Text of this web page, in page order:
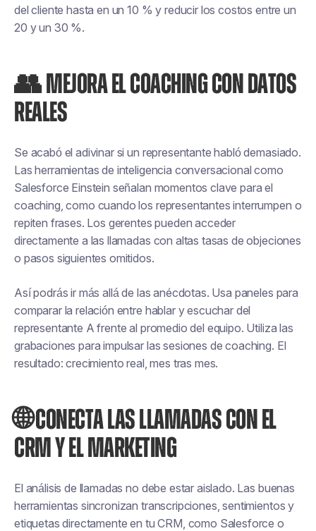
del cliente hasta en un 10 % y reducir los costos entre un
20 y un 30 %.
👥 MEJORA EL COACHING CON DATOS
REALES
Se acabó el adivinar si un representante habló demasiado.
Las herramientas de inteligencia conversacional como
Salesforce Einstein señalan momentos clave para el
coaching, como cuando los representantes interrumpen o
repiten frases. Los gerentes pueden acceder
directamente a las llamadas con altas tasas de objeciones
o pasos siguientes omitidos.
Así podrás ir más allá de las anécdotas. Usa paneles para
comparar la relación entre hablar y escuchar del
representante A frente al promedio del equipo. Utiliza las
grabaciones para impulsar las sesiones de coaching. El
resultado: crecimiento real, mes tras mes.
🌐 CONECTA LAS LLAMADAS CON EL
CRM Y EL MARKETING
El análisis de llamadas no debe estar aislado. Las buenas
herramientas sincronizan transcripciones, sentimientos y
etiquetas directamente en tu CRM, como Salesforce o